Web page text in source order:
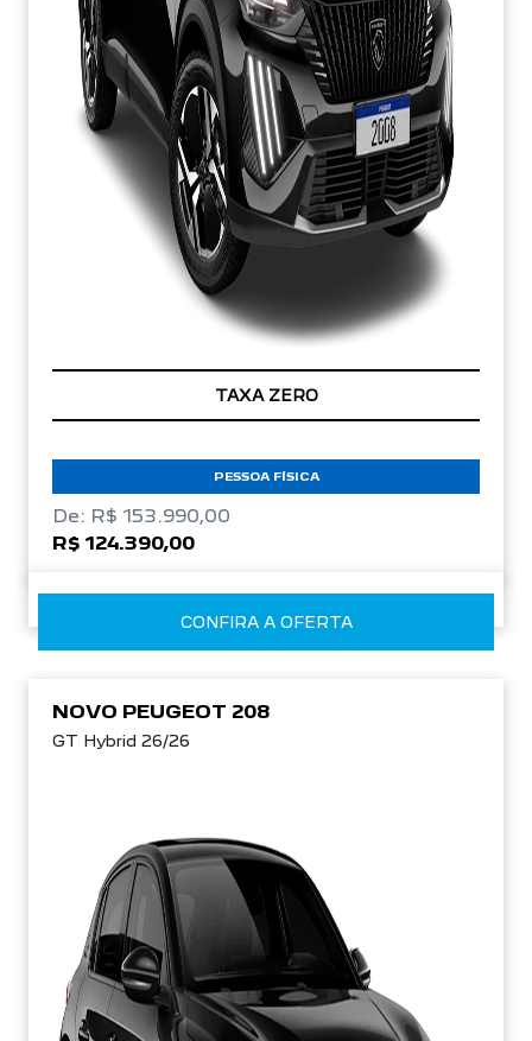
TAXA ZERO
PESSOA FÍSICA
De: R$ 153.990,00
R$ 124.390,00
CONFIRA A OFERTA
NOVO PEUGEOT 208
GT Hybrid 26/26